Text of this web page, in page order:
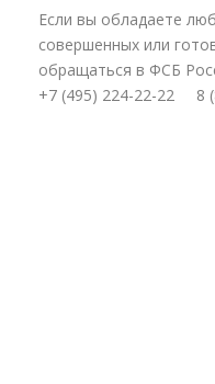
Если вы обладаете
совершенных или
обращаться в ФСБ
+7 (495) 224-22-22 8